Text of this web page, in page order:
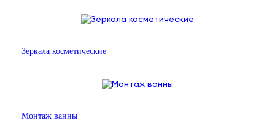
Зеркала косметические
Монтаж ванны